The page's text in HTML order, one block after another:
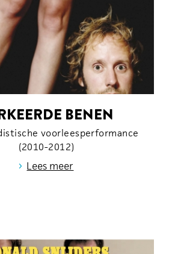
BENEN
voorleesperformance
(2010-2012)
› Lees meer